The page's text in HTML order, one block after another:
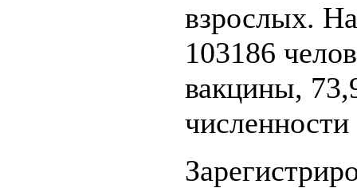
взрослых.
103186
вакцины,